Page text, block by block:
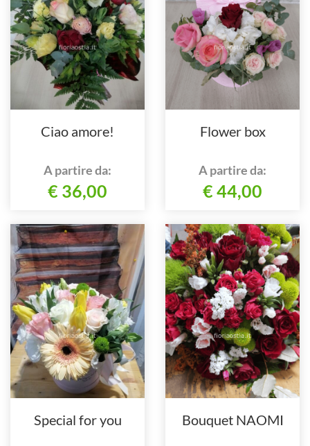
Ciao amore!
A partire da:
€ 36,00
Flower box
A partire da:
€ 44,00
Special for you Bouquet NAOMI